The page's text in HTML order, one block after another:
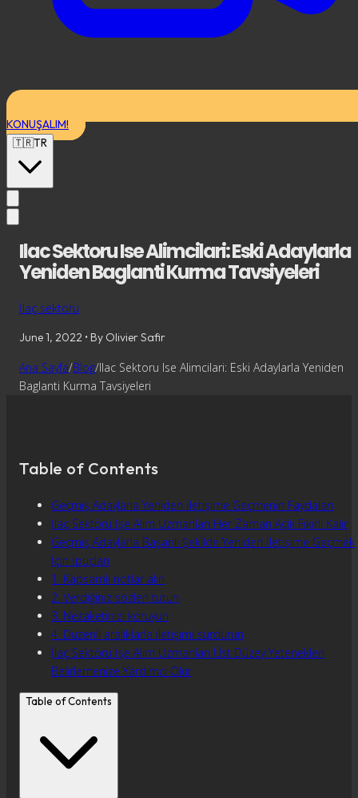
KONUŞALIM!
🇹🇷TR
Ilac Sektoru Ise Alimcilari: Eski Adaylarla
Yeniden Baglanti Kurma Tavsiyeleri
İlaç sektörü
June 1, 2022 • By Olivier Safir
Ana Sayfa/Blog/Ilac Sektoru Ise Alimcilari: Eski Adaylarla Yeniden
Baglanti Kurma Tavsiyeleri
Table of Contents
Geçmiş Adaylarla Yeniden İletişime Geçmenin Faydaları
İlaç Sektörü İşe Alım Uzmanları Her Zaman Açık Fikirli Kalır
Geçmiş Adaylarla Başarılı Şekilde Yeniden İletişime Geçmek
İçin İpuçları
1. Kapsamlı notlar alın
2. Verdiğiniz sözleri tutun
3. Nezaketinizi koruyun
4. Düzenli aralıklarla iletişimi sürdürün
İlaç Sektörü İşe Alım Uzmanları Üst Düzey Yetenekleri
Belirlemenize Yardımcı Olur
Table of Contents